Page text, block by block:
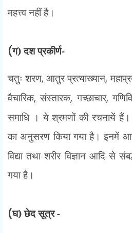
महत्त्व नहीं है।
(ग) दश प्रकीर्ण-
चतुः शरण,आतुर प्रत्याख्यान,
वैचारिक,संस्तारक,गच्छाचार,
समाधि । ये श्रमणों की रचनायें हैं।
का अनुसरण किया गया है। इनमें
विद्या तथा शरीर विज्ञान आदि से
गया है।
(घ) छेद सूत्र -